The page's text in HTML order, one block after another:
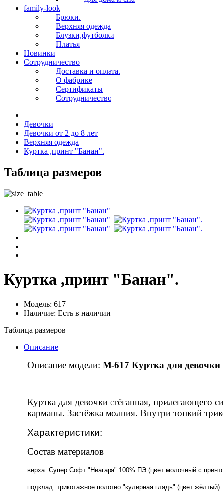
family-look
Брюки.
Верхняя одежда
Блузки,футболки
Платья
Новинки
Сотрудничество
Доставка и оплата.
О фабрике
Сертификаты
Сотрудничество
Девочки
Девочки от 2 до 8 лет
Верхняя одежда
Куртка ,принт "Банан".
Таблица размеров
Куртка ,принт "Банан".
Модель: 617
Наличие: Есть в наличии
Таблица размеров
Описание
Описание модели:М-617 Куртка для девочки
Куртка для девочки стёганная, прилегающего
карманы. Застёжка молния. Внутри тонкий
Характеристики:
Состав материалов
верха: Супер Софт "Ниагара" 100% ПЭ (цвет молочный с
подклад: трикотажное полотно "кулирная гладь" (цвет жёлтый)